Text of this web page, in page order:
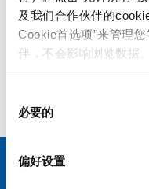
及我们合作伙伴的
Cookie首选项”来管理
伴，不会影响浏览数据
选
必要的
偏好设置